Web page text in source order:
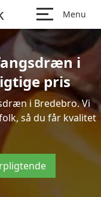
Menu
i
pris
i Bredebro. Vi
så du får kvalitet